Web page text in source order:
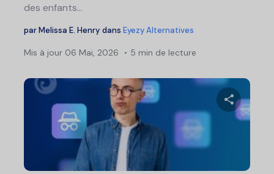
des enfants...
parMelissa E. Henry dans Eyezy Alternatives
Mis à jour 06 Mai, 2026 5 min de lecture